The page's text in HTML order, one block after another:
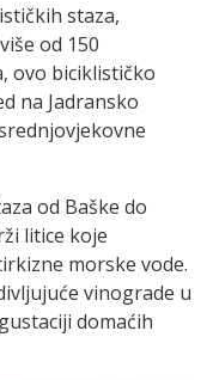
staza,
od 150
ovo biciklističko
na Jadransko
od Baške do
litice koje
morske vode.
vinograde u
domaćih